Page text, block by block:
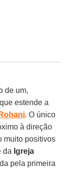
de um,
estende a
. O único
à direção
muito positivos
da Igreja
pela primeira